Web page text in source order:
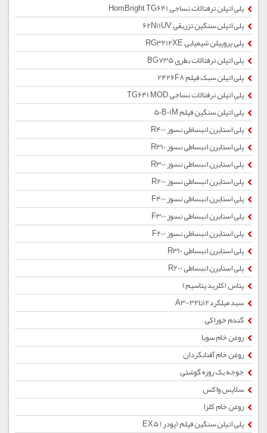
پلی اتیلن ترفتالات نساجی HomBright TG641
پلی اتیلن سنگین تزریقی 62N11UV
پلی پروپیلن شیمیایی RG3212XE
پلی اتیلن ترفتالات بطری BG735
پلی اتیلن سبک فیلم 2426F8
پلی اتیلن ترفتالات نساجی TG641 MOD
پلی اتیلن سنگین فیلم 50B01M
پلی استایرن انبساطی نسوز R400
پلی استایرن انبساطی نسوز R310
پلی استایرن انبساطی نسوز R300
پلی استایرن انبساطی نسوز R200
پلی استایرن انبساطی نسوز F400
پلی استایرن انبساطی نسوز F300
پلی استایرن انبساطی نسوز F200
پلی استایرن انبساطی R310
پلی استایرن انبساطی R200
پتاس (کلرید پتاسیم)
سبد میلگرد12تا32-A3
گندم خوراکی
روغن خام سویا
روغن خام آفتابگردان
جوجه یک روزه گوشتی
سلاپس واکس
روغن خام کلزا
پلی اتیلن سنگین فیلم (پودر) EX5